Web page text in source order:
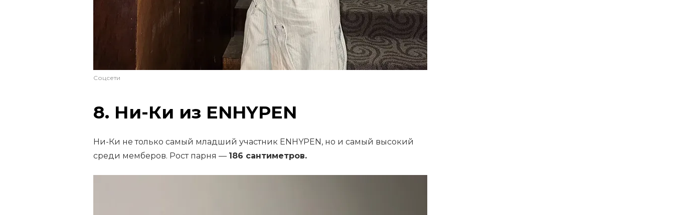
Соцсети
8. Ни-Ки из ENHYPEN
Ни-Ки не только самый младший участник ENHYPEN, но и самый высокий
среди мемберов. Рост парня — 186 сантиметров.